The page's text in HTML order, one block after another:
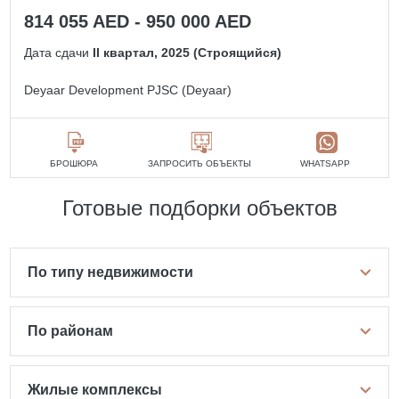
814 055 AED - 950 000 AED
Дата сдачи II квартал, 2025 (Строящийся)
Deyaar Development PJSC (Deyaar)
БРОШЮРА ЗАПРОСИТЬ ОБЪЕКТЫ WHATSAPP
Готовые подборки объектов
По типу недвижимости
По районам
Жилые комплексы